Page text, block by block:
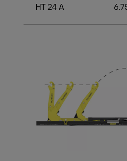
HT 24 A